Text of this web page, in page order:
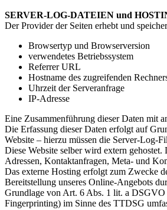
SERVER-LOG-DATEIEN und
Der Provider der Seiten erhebt und
Browsertyp und Browserversion
verwendetes Betriebssystem
Referrer URL
Hostname des zugreifenden
Uhrzeit der Serveranfrage
IP-Adresse
Eine Zusammenführung dieser Daten mit
Die Erfassung dieser Daten erfolgt auf
Website – hierzu müssen die Server-Log-
Diese Website selber wird extern
Adressen, Kontaktanfragen, Meta- und
Das externe Hosting erfolgt zum Zwecke
Bereitstellung unseres Online-Angebots
Grundlage von Art. 6 Abs. 1 lit. a
Fingerprinting) im Sinne des TTDSG